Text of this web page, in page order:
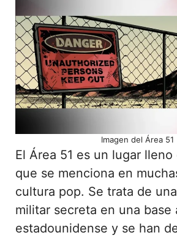
Imagen del Área 51
El Área 51 es un lugar
que se menciona en
cultura pop. Se trata de
militar secreta en una base
estadounidense y se han